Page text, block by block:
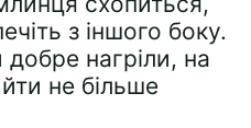
з іншого боку.
нагріли, на
не більше